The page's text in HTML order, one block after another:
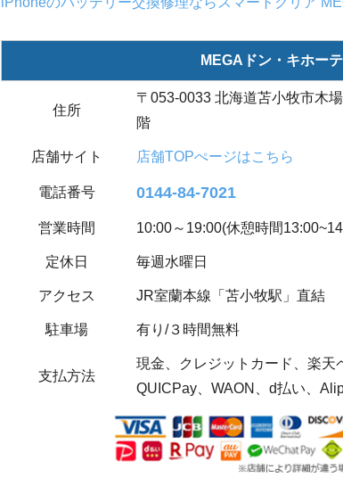
MEGAドン・キホー
住所
〒053-0033 北海道苫小牧市木
階
店舗サイト 店舗TOPぺージはこちら
電話番号 0144-84-7021
営業時間 10:00～19:00(休憩時間
定休日 毎週水曜日
アクセス JR室蘭本線「苫小牧駅」直結
駐車場 有り/３時間無料
支払方法
現金、クレジットカード、楽天
QUICPay、WAON、d払い、